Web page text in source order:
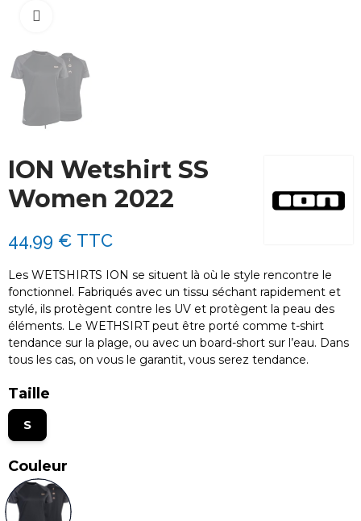
ION Wetshirt SS
Women 2022
44,99 € TTC
Les WETSHIRTS ION se situent là où le style rencontre le
fonctionnel. Fabriqués avec un tissu séchant rapidement et
stylé, ils protègent contre les UV et protègent la peau des
éléments. Le WETHSIRT peut être porté comme t-shirt
tendance sur la plage, ou avec un board-short sur l’eau. Dans
tous les cas, on vous le garantit, vous serez tendance.
Taille
S
Couleur